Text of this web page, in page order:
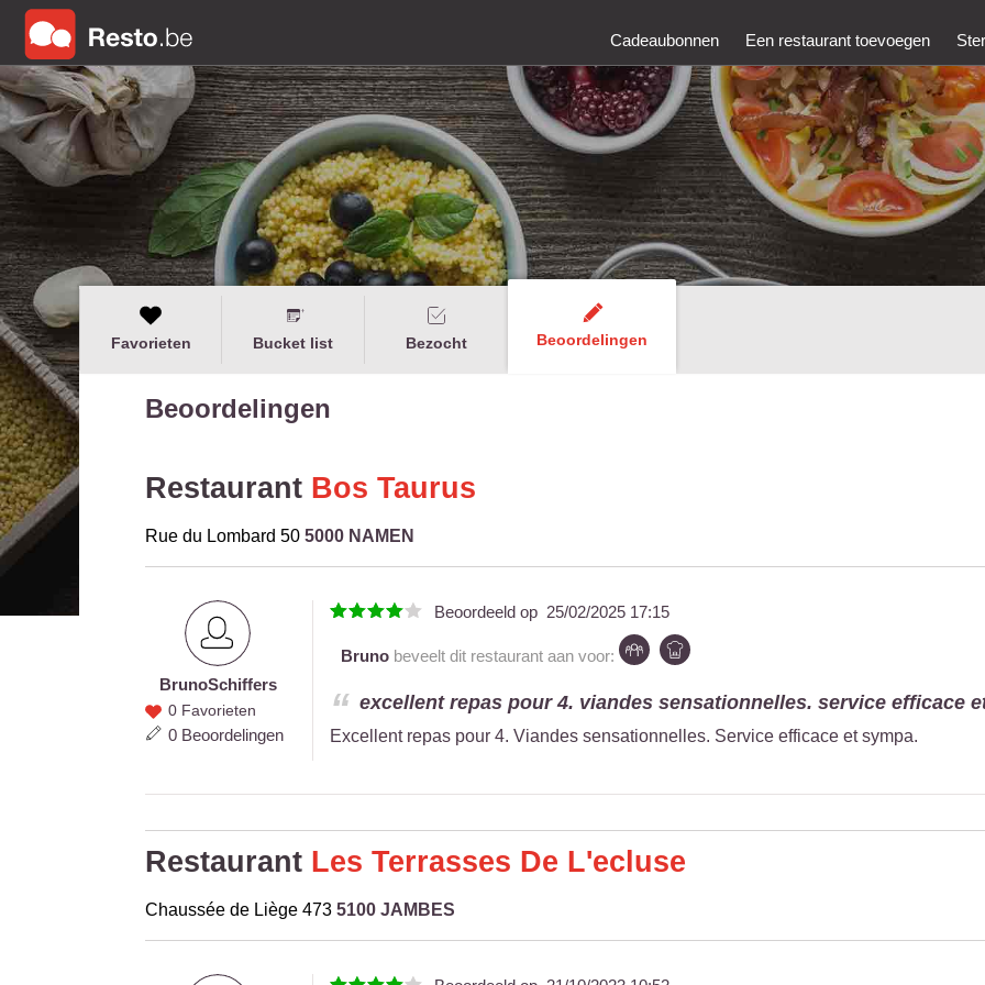
Cadeaubonnen Een restaurant toevoegen
Favorieten Bucket list Bezocht Beoordelingen
Beoordelingen
Restaurant Bos Taurus
Rue du Lombard 50 5000 NAMEN
Bruno
Schiffers
BrunoSchiffers
0 Favorieten
0 Beoordelingen
Beoordeeld op 25/02/2025 17:15
Bruno beveelt dit restaurant aan voor:
excellent repas pour 4. viandes sensationnelles. service efficace
Excellent repas pour 4. Viandes sensationnelles. Service efficace et sympa.
Restaurant Les Terrasses De L'ecluse
Chaussée de Liège 473 5100 JAMBES